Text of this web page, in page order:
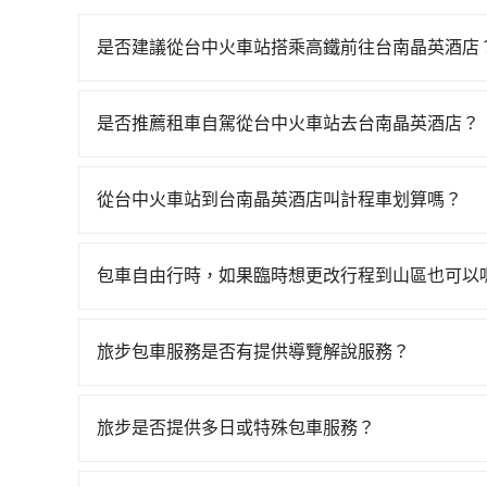
是否建議從台中火車站搭乘高鐵前往台南晶英酒店
有74班次高鐵可搭乘。假設從台中火車站 (台中市
約花33分鐘、車費300元後，抵達台南晶英酒店 (
鐘。選擇搭乘高鐵而不預約包車，不僅每人至少
是否推薦租車自駕從台中火車站去台南晶英酒店？
天就要來回，那在台中路邊可隨租隨借的iRent應
用預估進去，但額外的汽車保險與可能的罰單都
理，每一次租車都好像在開樂透一樣。另外，偶
遇到下雨天或者載行李時，就顯得非常不便。
從台中火車站到台南晶英酒店叫計程車划算嗎？
到車，也可考慮打電話至台中火車站附近的計程
度是雙北市的20倍。再加上台中市有些計程車司
包車自由行時，如果臨時想更改行程到山區也可以
額外的費用收取。但是，這些費用會在您下訂單
旅步包車服務是否有提供導覽解說服務？
booking@tripool.app聯繫我們，將有專人協助回
旅步是否提供多日或特殊包車服務？